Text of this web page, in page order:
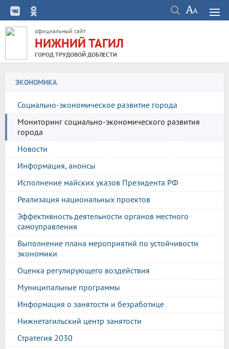
официальный сайт
НИЖНИЙ ТАГИЛ
ГОРОД ТРУДОВОЙ ДОБЛЕСТИ
ЭКОНОМИКА
Социально-экономическое развитие города
Мониторинг социально-экономического развития
города
Новости
Информация, анонсы
Исполнение майских указов Президента РФ
Реализация национальных проектов
Эффективность деятельности органов местного
самоуправления
Выполнение плана мероприятий по устойчивости
экономики
Оценка регулирующего воздействия
Муниципальные программы
Информация о занятости и безработице
Нижнетагильский центр занятости
Стратегия 2030